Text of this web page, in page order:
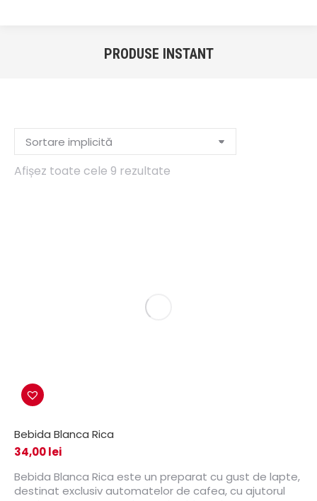
PRODUSE INSTANT
Afișez toate cele 9 rezultate
Bebida Blanca Rica
34,00lei
Bebida Blanca Rica este un preparat cu gust de lapte,
destinat exclusiv automatelor de cafea, cu ajutorul